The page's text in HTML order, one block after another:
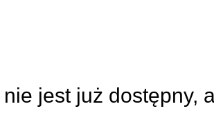
jest już dostępny,